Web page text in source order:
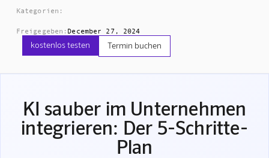
Kategorien:
Freigegeben: December 27, 2024
kostenlos testen Termin buchen
KI sauber im Unternehmen
integrieren: Der 5-Schritte-
Plan